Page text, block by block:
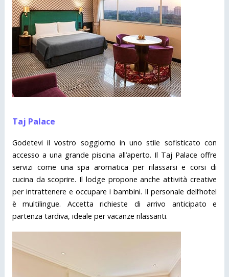
Taj Palace
Godetevi il vostro soggiorno in uno stile sofisticato con
accesso a una grande piscina all’aperto. Il Taj Palace offre
servizi come una spa aromatica per rilassarsi e corsi di
cucina da scoprire. Il lodge propone anche attività creative
per intrattenere e occupare i bambini. Il personale dell’hotel
è multilingue. Accetta richieste di arrivo anticipato e
partenza tardiva, ideale per vacanze rilassanti.